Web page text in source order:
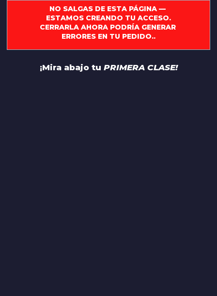
NO SALGAS DE ESTA PÁGINA —
ESTAMOS CREANDO TU ACCESO.
CERRARLA AHORA PODRÍA GENERAR
ERRORES EN TU PEDIDO..
¡Mira abajo tu PRIMERA CLASE!